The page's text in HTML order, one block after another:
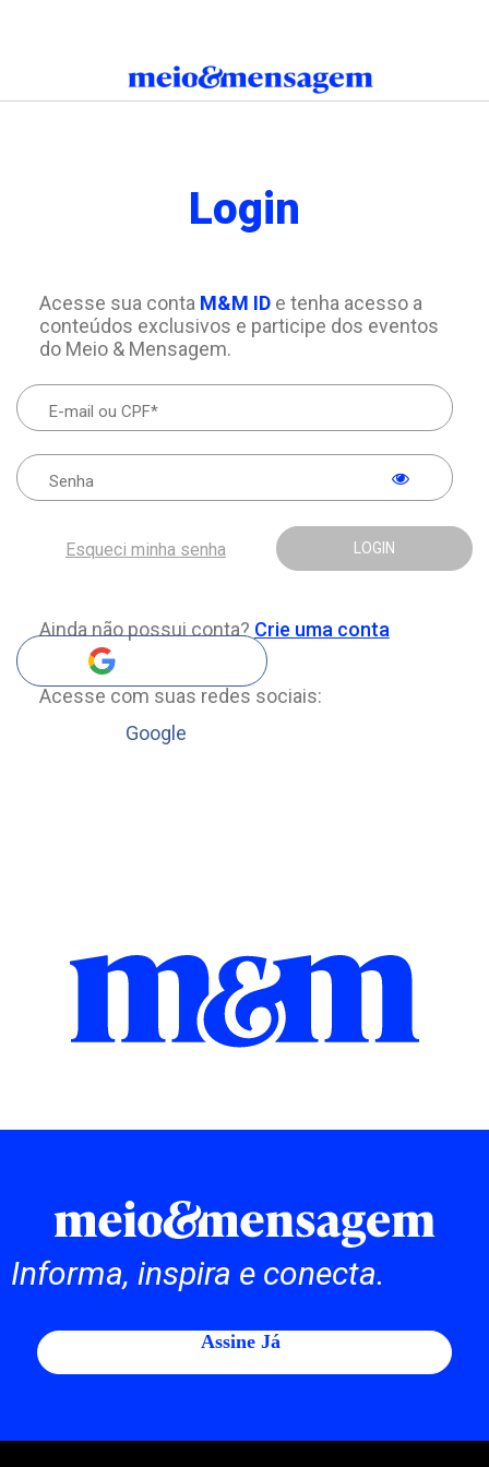
Login
Acesse sua conta M&M IDe tenha acesso a
conteúdos exclusivos e participe dos eventos
do Meio & Mensagem.
LOGIN
Esqueci minha senha
Ainda não possui conta? Crie uma conta
Acesse com suas redes sociais:
Google
Informa, inspira e conecta.
Assine Já